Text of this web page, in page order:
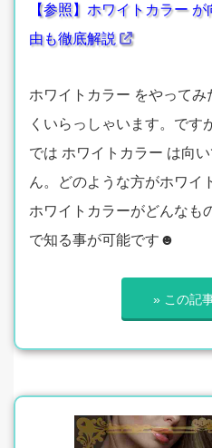
【参照】ホワイトカラー
由も徹底解説
ホワイトカラー をやって
くいらっしゃいます。です
では ホワイトカラー は向
ん。どのような方がホワイ
ホワイトカラーがどんなも
で知る事が可能です☻
» この記